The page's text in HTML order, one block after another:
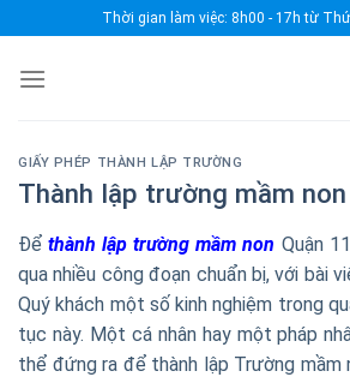
to
content
Thời gian làm việc: 8h00 - 17h từ
GIẤY PHÉP THÀNH LẬP TRƯỜNG
Thành lập trường mầm non
Đểthành lập trường mầm non Quận
qua nhiều công đoạn chuẩn bị, với bài
Quý khách một số kinh nghiệm trong
tục này. Một cá nhân hay một pháp
thể đứng ra để thành lập Trường mầm